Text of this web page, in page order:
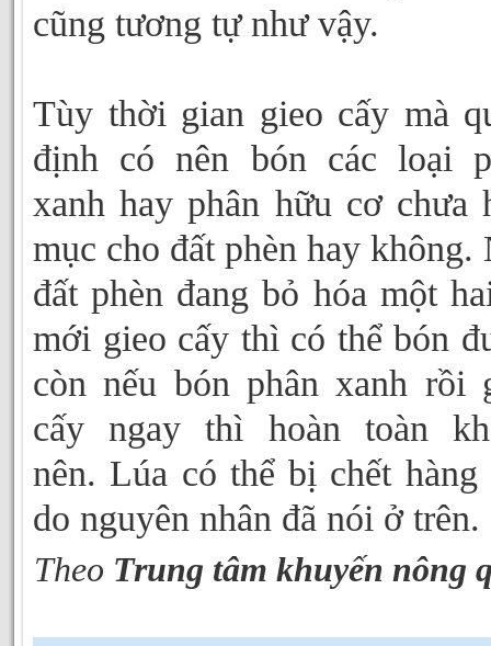
cũng tương tự như vậy.
Tùy thời gian gieo cấy mà
định có nên bón các loại
xanh hay phân hữu cơ chưa
mục cho đất phèn hay không.
đất phèn đang bỏ hóa một
mới gieo cấy thì có thể bón
còn nếu bón phân xanh rồi
cấy ngay thì hoàn toàn
nên. Lúa có thể bị chết hàng
do nguyên nhân đã nói ở trên.
Theo Trung tâm khuyến nông